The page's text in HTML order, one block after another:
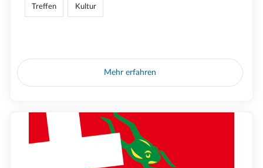
Treffen Kultur
Mehr erfahren